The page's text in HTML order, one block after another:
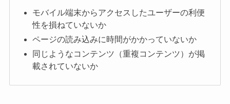
モバイル端末からアクセスしたユーザーの利便
性を損ねていないか
ページの読み込みに時間がかかっていないか
同じようなコンテンツ（重複コンテンツ）が掲
載されていないか